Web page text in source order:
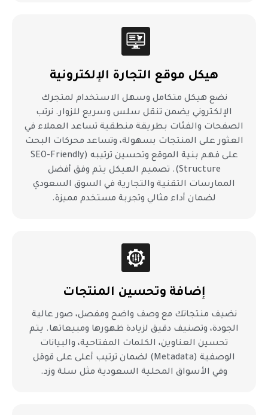
هيكل موقع التجارة الإلكترونية
نضع هيكل متكامل وسهل الاستخدام لمتجرك
الإلكتروني يضمن تنقل سلس وسريع للزوار. نرتب
الصفحات والفئات بطريقة منطقية تساعد العملاء في
العثور على المنتجات بسهولة، وتساعد محركات البحث
على فهم بنية الموقع وتحسين ترتيبه (SEO-Friendly
Structure). تصميم الهيكل يتم وفق أفضل
الممارسات التقنية والتجارية في السوق السعودي
لضمان أداء مثالي وتجربة مستخدم مميزة.
إضافة وتحسين المنتجات
نضيف منتجاتك مع وصف واضح ومفصل، صور عالية
الجودة، وتصنيف دقيق لزيادة ظهورها ومبيعاتها. يتم
تحسين العناوين، الكلمات المفتاحية، والبيانات
الوصفية (Metadata) لضمان ترتيب أعلى على قوقل
وفي الأسواق المحلية السعودية مثل سلة وزد.